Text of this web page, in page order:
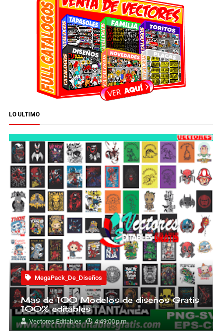
LO ULTIMO
MegaPack_De_Diseños
Mas de 100 Modelos de diseños Gratis
100% editables
Vectores Editables 4:49:00 p.m.